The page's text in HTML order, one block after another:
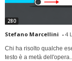
280
Stefano Marcellini - 4
Chi ha risolto qualche
testo è a metà dell'opera...